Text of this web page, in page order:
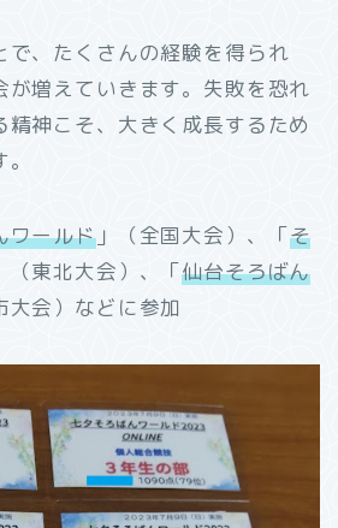
で、たくさんの経験を得られ
が増えていきます。失敗を恐れ
精神こそ、大きく成長するため
ワールド」（全国大会）、「そ
（東北大会）、「仙台そろばん
大会）などに参加